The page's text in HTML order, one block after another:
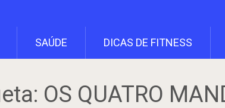
SAÚDE DICAS DE FITNESS
OS QUATRO